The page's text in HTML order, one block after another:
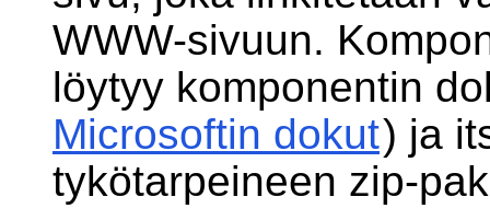
WWW-sivuun.
löytyy komponentin
Microsoftin dokut) ja
tykötarpeineen zip-